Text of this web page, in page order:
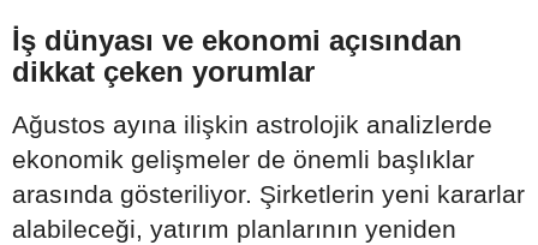
İş dünyası ve ekonomi açısından
dikkat çeken yorumlar
Ağustos ayına ilişkin astrolojik analizlerde
ekonomik gelişmeler de önemli başlıklar
arasında gösteriliyor. Şirketlerin yeni kararlar
alabileceği, yatırım planlarının yeniden